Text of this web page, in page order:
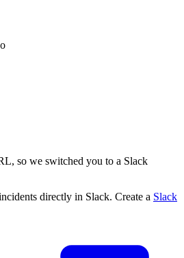
so we switched you to a Slack
directly in Slack. Create a Slack